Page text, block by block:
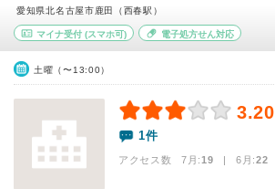
愛知県北名古屋市鹿田（西春駅）
マイナ受付 (スマホ可) 電子処方せん対応
土曜（〜13:00）
3.20
1件
アクセス数 7月:19 | 6月:22